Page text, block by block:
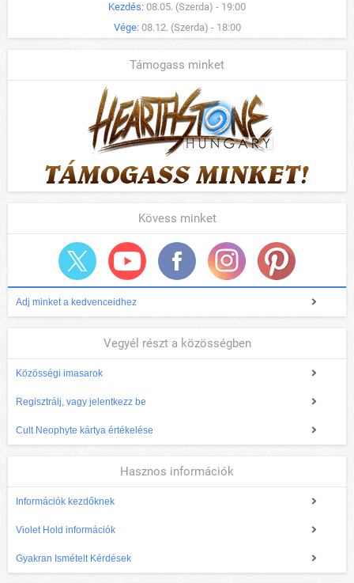
Kezdés: 08.05. (Szerda) - 19:00
Vége: 08.12. (Szerda) - 18:00
Támogass minket
Kövess minket
Adj minket a kedvenceidhez
Vegyél részt a közösségben
Közösségi imasarok
Regisztrálj, vagy jelentkezz be
Cult Neophyte kártya értékelése
Hasznos információk
Információk kezdőknek
Violet Hold információk
Gyakran Ismételt Kérdések